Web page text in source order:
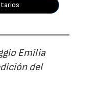
Emilia
del